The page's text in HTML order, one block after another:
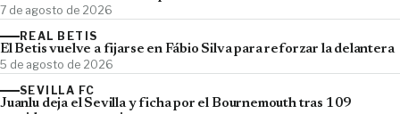
7 de agosto de 2026
REAL BETIS
El Betis vuelve a fijarse en Fábio Silva para reforzar la delantera
5 de agosto de 2026
SEVILLA FC
Juanlu deja el Sevilla y ficha por el Bournemouth tras 109